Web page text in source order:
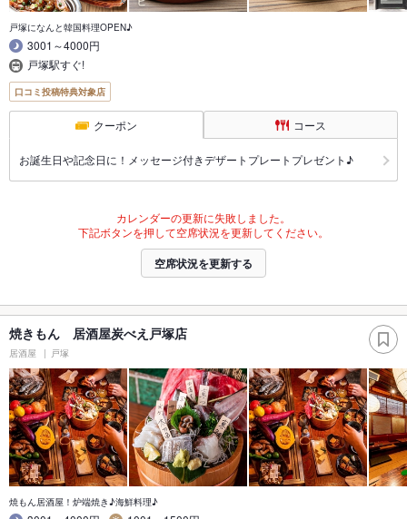
戸塚になんと韓国料理OPEN♪
3001～4000円
戸塚駅すぐ!
口コミ投稿特典対象店
クーポン コース
お誕生日や記念日に！メッセージ付きデザートプレートプレゼント♪
カレンダーの更新に失敗しました。
下記ボタンを押して空席状況を更新してください。
空席状況を更新する
焼きもん 居酒屋炭べえ戸塚店
居酒屋 戸塚
焼もん居酒屋！炉端焼き♪海鮮料理♪